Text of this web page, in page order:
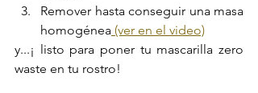
Remover hasta conseguir una masa
homogénea (ver en el video)
y...¡ listo para poner tu mascarilla zero
waste en tu rostro!